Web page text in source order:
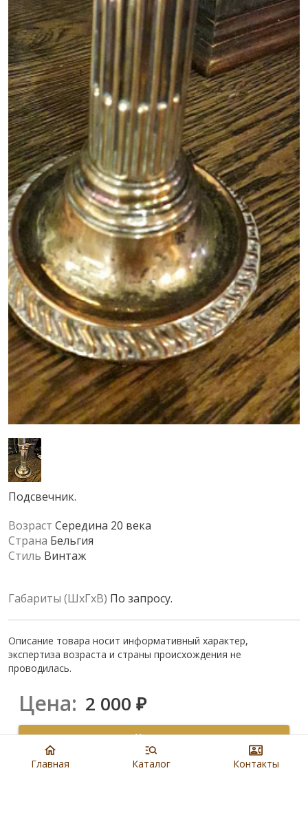
Подсвечник.
Возраст Середина 20 века
Страна Бельгия
Стиль Винтаж
Габариты (ШхГхВ) По запросу.
Описание товара носит информативный характер,
экспертиза возраста и страны происхождения не
проводилась.
Цена: 2 000 ₽
Купить
Главная Каталог Контакты